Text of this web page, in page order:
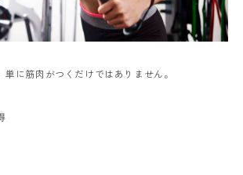
に筋肉がつくだけではありません。